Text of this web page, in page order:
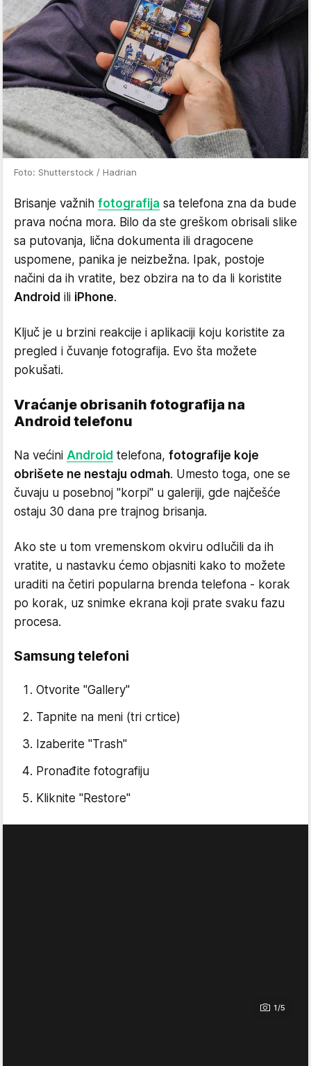
Foto: Shutterstock / Hadrian
Brisanje važnih fotografija sa telefona zna da bude
prava noćna mora. Bilo da ste greškom obrisali slike
sa putovanja, lična dokumenta ili dragocene
uspomene, panika je neizbežna. Ipak, postoje
načini da ih vratite, bez obzira na to da li koristite
Android ili iPhone.
Ključ je u brzini reakcije i aplikaciji koju koristite za
pregled i čuvanje fotografija. Evo šta možete
pokušati.
Vraćanje obrisanih fotografija na
Android telefonu
Na većini Android telefona, fotografije koje
obrišete ne nestaju odmah. Umesto toga, one se
čuvaju u posebnoj "korpi" u galeriji, gde najčešće
ostaju 30 dana pre trajnog brisanja.
Ako ste u tom vremenskom okviru odlučili da ih
vratite, u nastavku ćemo objasniti kako to možete
uraditi na četiri popularna brenda telefona - korak
po korak, uz snimke ekrana koji prate svaku fazu
procesa.
Samsung telefoni
Otvorite "Gallery"
Tapnite na meni (tri crtice)
Izaberite "Trash"
Pronađite fotografiju
Kliknite "Restore"
1/5